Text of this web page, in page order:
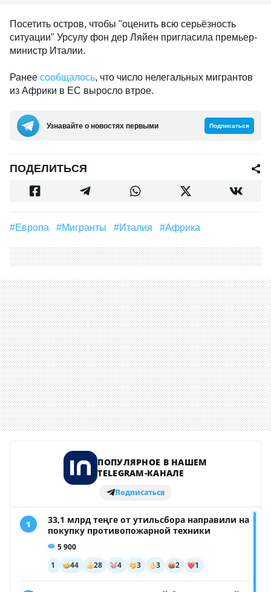
Посетить остров, чтобы "оценить всю серьёзность
ситуации" Урсулу фон дер Ляйен пригласила премьер-
министр Италии.
Ранее сообщалось, что число нелегальных мигрантов
из Африки в ЕС выросло втрое.
Узнавайте о новостях первыми Подписаться
ПОДЕЛИТЬСЯ
#Европа #мигранты #Италия #Африка